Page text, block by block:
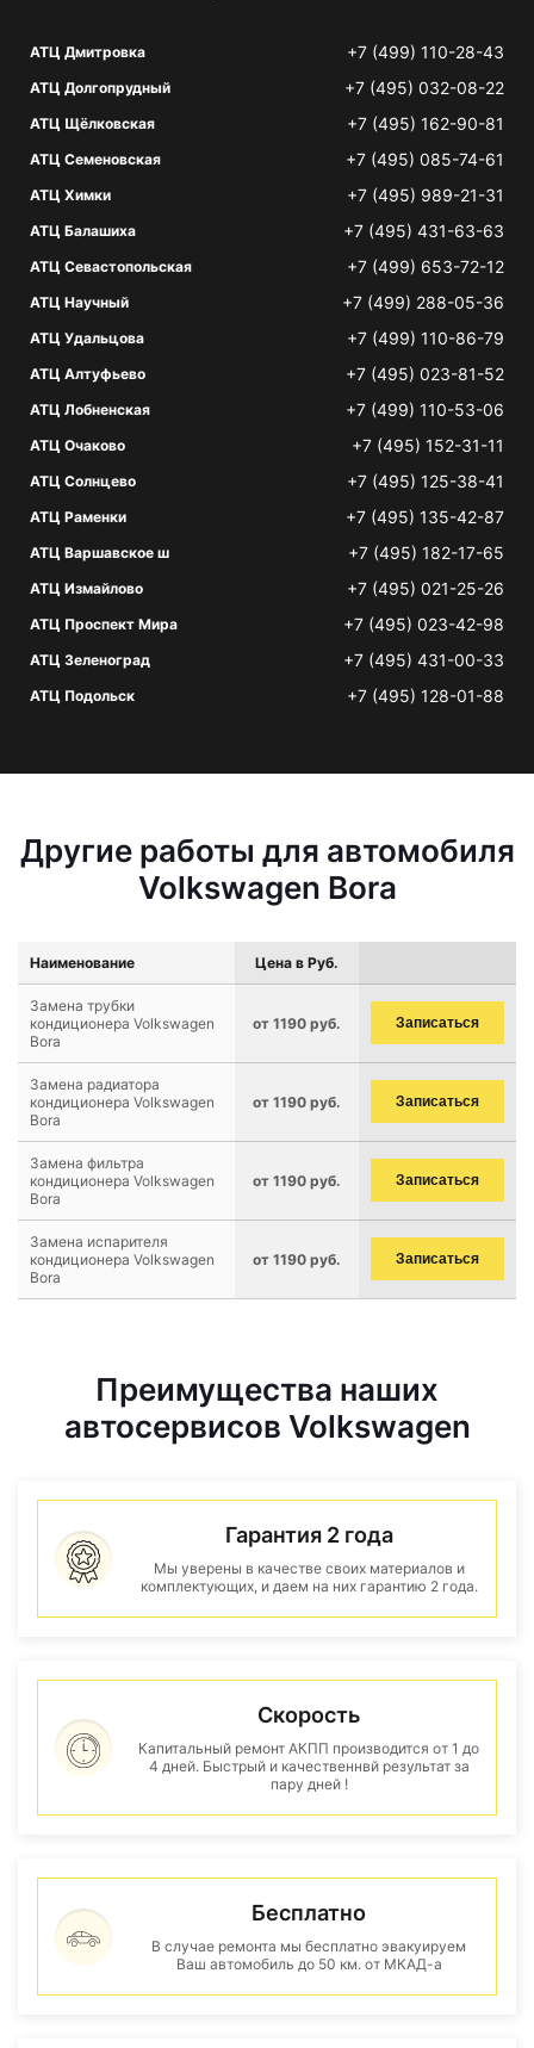
АТЦ Дмитровка +7 (499) 110-28-43
АТЦ Долгопрудный +7 (495) 032-08-22
АТЦ Щёлковская +7 (495) 162-90-81
АТЦ Семеновская +7 (495) 085-74-61
АТЦ Химки +7 (495) 989-21-31
АТЦ Балашиха +7 (495) 431-63-63
АТЦ Севастопольская +7 (499) 653-72-12
АТЦ Научный +7 (499) 288-05-36
АТЦ Удальцова +7 (499) 110-86-79
АТЦ Алтуфьево +7 (495) 023-81-52
АТЦ Лобненская +7 (499) 110-53-06
АТЦ Очаково +7 (495) 152-31-11
АТЦ Солнцево +7 (495) 125-38-41
АТЦ Раменки +7 (495) 135-42-87
АТЦ Варшавское ш +7 (495) 182-17-65
АТЦ Измайлово +7 (495) 021-25-26
АТЦ Проспект Мира +7 (495) 023-42-98
АТЦ Зеленоград +7 (495) 431-00-33
АТЦ Подольск +7 (495) 128-01-88
Другие работы для автомобиля
Volkswagen Bora
Наименование Цена в Руб.
Замена трубки
кондиционера Volkswagen
Bora
от 1190 руб. Записаться
Замена радиатора
кондиционера Volkswagen
Bora
от 1190 руб. Записаться
Замена фильтра
кондиционера Volkswagen
Bora
от 1190 руб. Записаться
Замена испарителя
кондиционера Volkswagen
Bora
от 1190 руб. Записаться
Преимущества наших
автосервисов Volkswagen
Гарантия 2 года
Мы уверены в качестве своих материалов и
комплектующих, и даем на них гарантию 2 года.
Скорость
Капитальный ремонт АКПП производится от 1 до
4 дней. Быстрый и качественнвй результат за
пару дней !
Бесплатно
В случае ремонта мы бесплатно эвакуируем
Ваш автомобиль до 50 км. от МКАД-а